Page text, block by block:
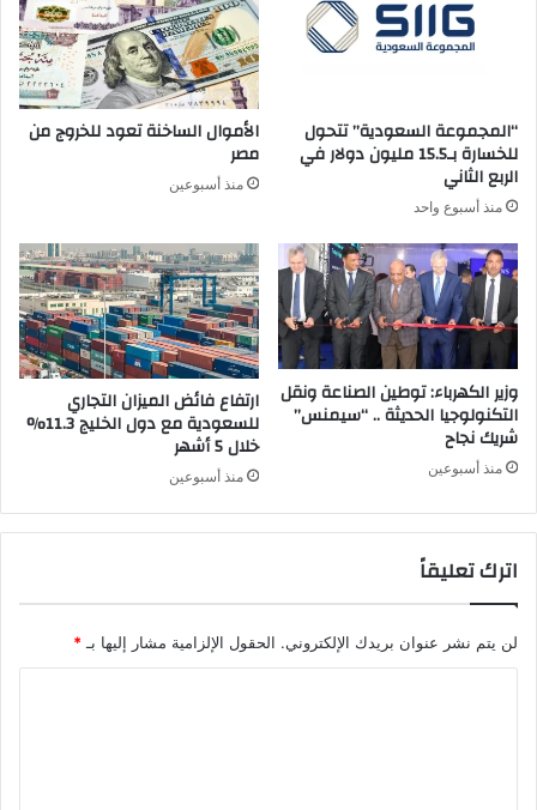
“المجموعة السعودية” تتحول
للخسارة بـ15.5 مليون دولار في
الربع الثاني
منذ أسبوع واحد
الأموال الساخنة تعود للخروج من
مصر
منذ أسبوعين
وزير الكهرباء: توطين الصناعة ونقل
التكنولوجيا الحديثة .. “سيمنس”
شريك نجاح
منذ أسبوعين
ارتفاع فائض الميزان التجاري
للسعودية مع دول الخليج 11.3%
خلال 5 أشهر
منذ أسبوعين
اترك تعليقاً
لن يتم نشر عنوان بريدك الإلكتروني. الحقول الإلزامية مشار إليها بـ*